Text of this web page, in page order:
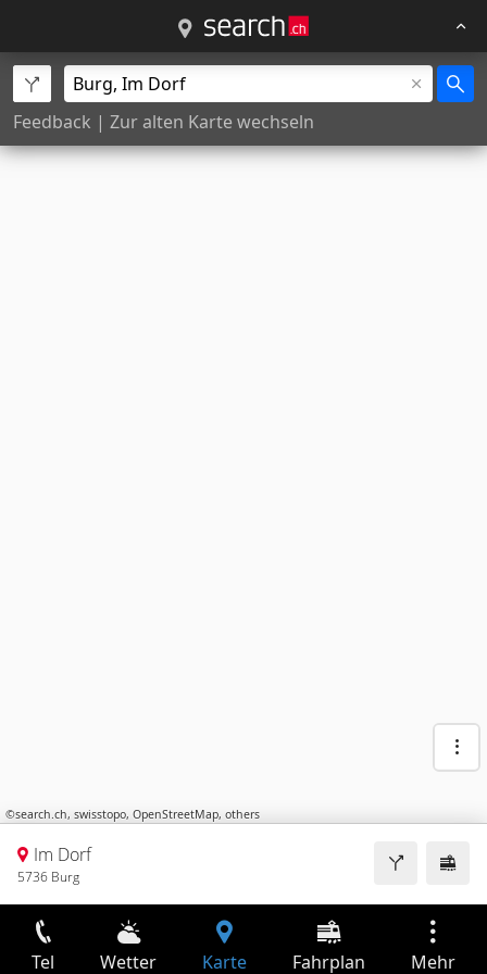
Feedback | Zur alten Karte wechseln
©search.ch, swisstopo, OpenStreetMap, others
Im Dorf
5736 Burg
Tel Wetter Karte Fahrplan Mehr